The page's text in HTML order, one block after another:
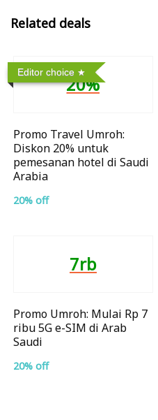
Related deals
Editor choice
20%
Promo Travel Umroh:
Diskon 20% untuk
pemesanan hotel di Saudi
Arabia
20% off
7rb
Promo Umroh: Mulai Rp 7
ribu 5G e-SIM di Arab
Saudi
20% off